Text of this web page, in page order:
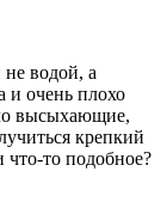
водой, а
и очень плохо
высыхающие,
крепкий
то подобное?